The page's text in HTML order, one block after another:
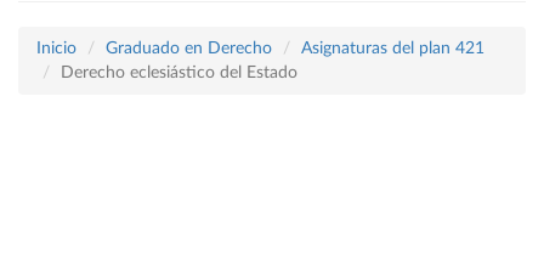
Inicio Graduado en Derecho
Asignaturas del plan 421
Derecho eclesiástico del Estado